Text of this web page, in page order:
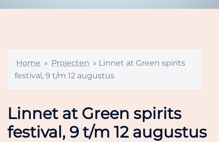
Home » Projecten » Linnet at Green spirits
festival, 9 t/m 12 augustus
Linnet at Green spirits
festival, 9 t/m 12 augustus